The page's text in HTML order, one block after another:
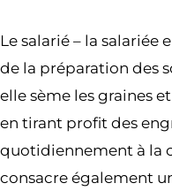
Le salarié – la salariée
de la préparation des
elle sème les graines
en tirant profit des
quotidiennement à la
consacre également